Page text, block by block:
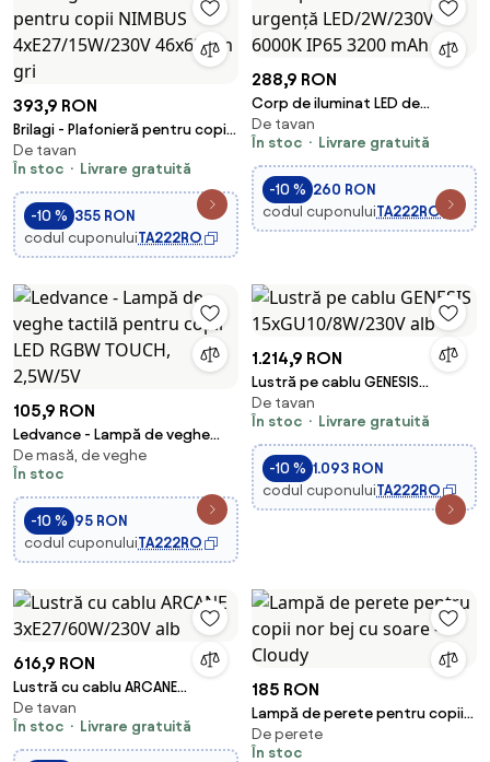
393,9 RON
Brilagi - Plafonieră pentru copii
NIMBUS 4xE27/15W/230V 46x63
cm gri
De tavan
În stoc
Livrare gratuită
-10 % 355 RON
codul cuponuluiTA222RO
288,9 RON
Corp de iluminat LED de
urgență LED/2W/230V 6000K
IP65 3200 mAh
De tavan
În stoc
Livrare gratuită
-10 % 260 RON
codul cuponuluiTA222RO
105,9 RON
Ledvance - Lampă de veghe
tactilă pentru copii LED RGBW
TOUCH, 2,5W/5V
De masă, de veghe
În stoc
-10 % 95 RON
codul cuponuluiTA222RO
1.214,9 RON
Lustră pe cablu GENESIS
15xGU10/8W/230V alb
De tavan
În stoc
Livrare gratuită
-10 % 1.093 RON
codul cuponuluiTA222RO
616,9 RON
Lustră cu cablu ARCANE
3xE27/60W/230V alb
De tavan
În stoc
Livrare gratuită
185 RON
Lampă de perete pentru copii
nor bej cu soare - Cloudy
De perete
În stoc